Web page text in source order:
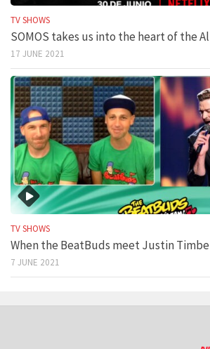
TV SHOWS
SOMOS takes us into the heart of the
17 JUNE 2021
TV SHOWS
When the BeatBuds meet Justin
7 JUNE 2021